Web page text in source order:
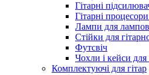
Гітарні
Гітарні
Лампи для
Стійки для
Футсвіч
Чохли і кейси для
Комплектуючі для гітар